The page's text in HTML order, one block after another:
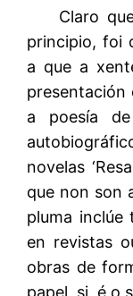
Claro
principio, foi
a que a
a poesía de
novelas
que non son
pluma inclúe
en revistas
obras de
papel, si, é o